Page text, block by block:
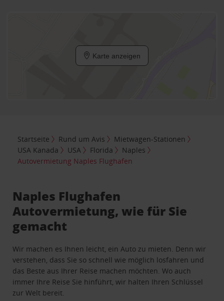
Karte anzeigen
Startseite Rund um Avis
Mietwagen-Stationen
USA Kanada
USA Florida
Naples
Autovermietung Naples Flughafen
Naples Flughafen
Autovermietung, wie für Sie
gemacht
Wir machen es Ihnen leicht, ein Auto zu mieten. Denn wir
verstehen, dass Sie so schnell wie möglich losfahren und
das Beste aus Ihrer Reise machen möchten. Wo auch
immer Ihre Reise Sie hinführt, wir halten Ihren Schlüssel
zur Welt bereit.